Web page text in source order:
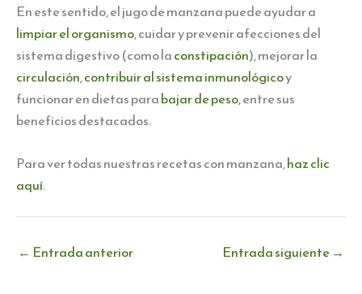
En este sentido, el jugo de manzana puede ayudar a
limpiar el organismo, cuidar y prevenir afecciones del
sistema digestivo (como laconstipación), mejorar la
circulación,contribuir al sistema inmunológicoy
funcionar en dietas parabajar de peso, entre sus
beneficios destacados.
Para ver todas nuestras recetas con manzana,haz clic
aquí.
← Entrada anterior Entrada siguiente →